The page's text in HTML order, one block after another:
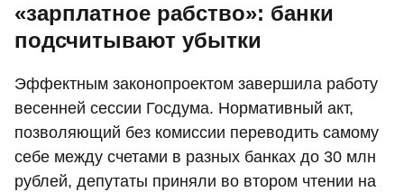
«зарплатное рабство»: банки
подсчитывают убытки
Эффектным законопроектом завершила работу
весенней сессии Госдума. Нормативный акт,
позволяющий без комиссии переводить самому
себе между счетами в разных банках до 30 млн
рублей, депутаты приняли во втором чтении на